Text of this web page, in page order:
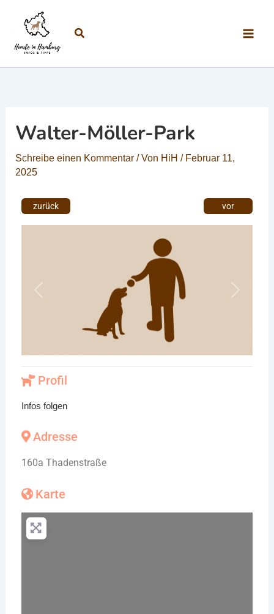
Suchen
Walter-Möller-Park
Schreibe einen Kommentar / Von HiH / Februar 11,
2025
Vorheriges
Profil
Infos folgen
Adresse
160a Thadenstraße
Karte